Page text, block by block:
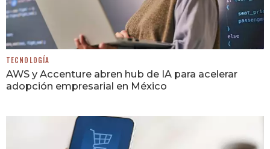
TECNOLOGÍA
AWS y Accenture abren hub de IA para acelerar
adopción empresarial en México